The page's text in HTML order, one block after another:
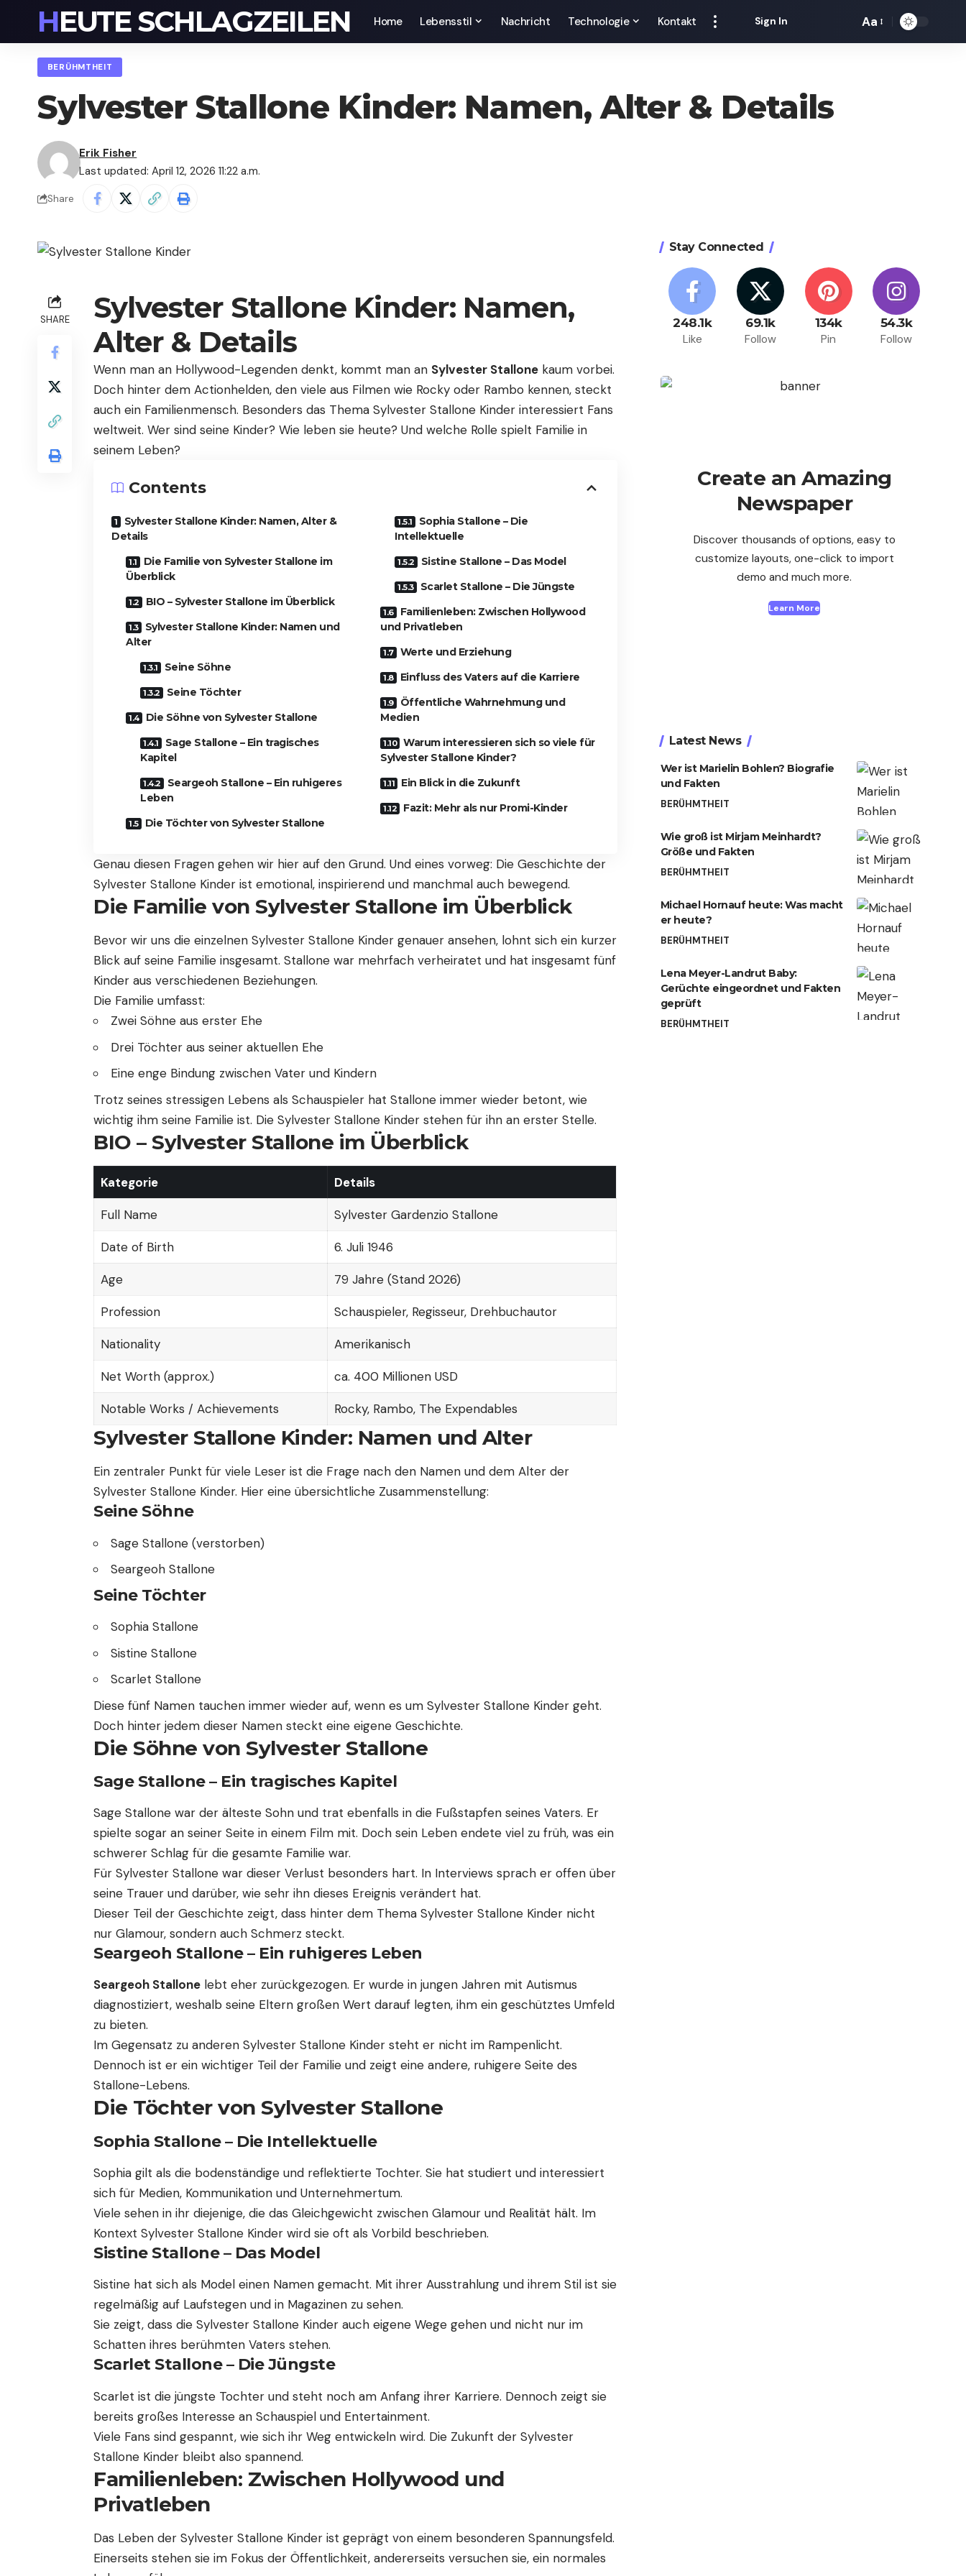
HEUTE SCHLAGZEILEN Home Lebensstil Nachricht Technologie Kontakt Sign In
Font
Aa
BERÜHMTHEIT
Sylvester Stallone Kinder: Namen, Alter & Details
Last updated: April 12, 2026 11:22 a.m.
Erik Fisher
Share
SHARE
Sylvester Stallone Kinder: Namen,
Alter & Details
Wenn man an Hollywood-Legenden denkt, kommt man an Sylvester Stallone kaum vorbei.
Doch hinter dem Actionhelden, den viele aus Filmen wie Rocky oder Rambo kennen, steckt
auch ein Familienmensch. Besonders das Thema Sylvester Stallone Kinder interessiert Fans
weltweit. Wer sind seine Kinder? Wie leben sie heute? Und welche Rolle spielt Familie in
seinem Leben?
Contents
Sylvester Stallone Kinder: Namen, Alter &
Details
Die Familie von Sylvester Stallone im
Überblick
BIO – Sylvester Stallone im Überblick
Sylvester Stallone Kinder: Namen und
Alter
Seine Söhne
Seine Töchter
Die Söhne von Sylvester Stallone
Sage Stallone – Ein tragisches
Kapitel
Seargeoh Stallone – Ein ruhigeres
Leben
Die Töchter von Sylvester Stallone
Sophia Stallone – Die
Intellektuelle
Sistine Stallone – Das Model
Scarlet Stallone – Die Jüngste
Familienleben: Zwischen Hollywood
und Privatleben
Werte und Erziehung
Einfluss des Vaters auf die Karriere
Öffentliche Wahrnehmung und
Medien
Warum interessieren sich so viele für
Sylvester Stallone Kinder?
Ein Blick in die Zukunft
Fazit: Mehr als nur Promi-Kinder
Genau diesen Fragen gehen wir hier auf den Grund. Und eines vorweg: Die Geschichte der
Sylvester Stallone Kinder ist emotional, inspirierend und manchmal auch bewegend.
Die Familie von Sylvester Stallone im Überblick
Bevor wir uns die einzelnen Sylvester Stallone Kinder genauer ansehen, lohnt sich ein kurzer
Blick auf seine Familie insgesamt. Stallone war mehrfach verheiratet und hat insgesamt fünf
Kinder aus verschiedenen Beziehungen.
Die Familie umfasst:
Zwei Söhne aus erster Ehe
Drei Töchter aus seiner aktuellen Ehe
Eine enge Bindung zwischen Vater und Kindern
Trotz seines stressigen Lebens als Schauspieler hat Stallone immer wieder betont, wie
wichtig ihm seine Familie ist. Die Sylvester Stallone Kinder stehen für ihn an erster Stelle.
BIO – Sylvester Stallone im Überblick
Kategorie Details
Full Name Sylvester Gardenzio Stallone
Date of Birth 6. Juli 1946
Age 79 Jahre (Stand 2026)
Profession Schauspieler, Regisseur, Drehbuchautor
Nationality Amerikanisch
Net Worth (approx.) ca. 400 Millionen USD
Notable Works / Achievements Rocky, Rambo, The Expendables
Sylvester Stallone Kinder: Namen und Alter
Ein zentraler Punkt für viele Leser ist die Frage nach den Namen und dem Alter der
Sylvester Stallone Kinder. Hier eine übersichtliche Zusammenstellung:
Seine Söhne
Sage Stallone (verstorben)
Seargeoh Stallone
Seine Töchter
Sophia Stallone
Sistine Stallone
Scarlet Stallone
Diese fünf Namen tauchen immer wieder auf, wenn es um Sylvester Stallone Kinder geht.
Doch hinter jedem dieser Namen steckt eine eigene Geschichte.
Die Söhne von Sylvester Stallone
Sage Stallone – Ein tragisches Kapitel
Sage Stallone war der älteste Sohn und trat ebenfalls in die Fußstapfen seines Vaters. Er
spielte sogar an seiner Seite in einem Film mit. Doch sein Leben endete viel zu früh, was ein
schwerer Schlag für die gesamte Familie war.
Für Sylvester Stallone war dieser Verlust besonders hart. In Interviews sprach er offen über
seine Trauer und darüber, wie sehr ihn dieses Ereignis verändert hat.
Dieser Teil der Geschichte zeigt, dass hinter dem Thema Sylvester Stallone Kinder nicht
nur Glamour, sondern auch Schmerz steckt.
Seargeoh Stallone – Ein ruhigeres Leben
Seargeoh Stallone lebt eher zurückgezogen. Er wurde in jungen Jahren mit Autismus
diagnostiziert, weshalb seine Eltern großen Wert darauf legten, ihm ein geschütztes Umfeld
zu bieten.
Im Gegensatz zu anderen Sylvester Stallone Kinder steht er nicht im Rampenlicht.
Dennoch ist er ein wichtiger Teil der Familie und zeigt eine andere, ruhigere Seite des
Stallone-Lebens.
Die Töchter von Sylvester Stallone
Sophia Stallone – Die Intellektuelle
Sophia gilt als die bodenständige und reflektierte Tochter. Sie hat studiert und interessiert
sich für Medien, Kommunikation und Unternehmertum.
Viele sehen in ihr diejenige, die das Gleichgewicht zwischen Glamour und Realität hält. Im
Kontext Sylvester Stallone Kinder wird sie oft als Vorbild beschrieben.
Sistine Stallone – Das Model
Sistine hat sich als Model einen Namen gemacht. Mit ihrer Ausstrahlung und ihrem Stil ist sie
regelmäßig auf Laufstegen und in Magazinen zu sehen.
Sie zeigt, dass die Sylvester Stallone Kinder auch eigene Wege gehen und nicht nur im
Schatten ihres berühmten Vaters stehen.
Scarlet Stallone – Die Jüngste
Scarlet ist die jüngste Tochter und steht noch am Anfang ihrer Karriere. Dennoch zeigt sie
bereits großes Interesse an Schauspiel und Entertainment.
Viele Fans sind gespannt, wie sich ihr Weg entwickeln wird. Die Zukunft der Sylvester
Stallone Kinder bleibt also spannend.
Familienleben: Zwischen Hollywood und
Privatleben
Das Leben der Sylvester Stallone Kinder ist geprägt von einem besonderen Spannungsfeld.
Einerseits stehen sie im Fokus der Öffentlichkeit, andererseits versuchen sie, ein normales
Stay Connected
248.1k
Like
69.1k
Follow
134k
Pin
54.3k
Follow
Create an Amazing
Newspaper
Discover thousands of options, easy to
customize layouts, one-click to import
demo and much more.
Learn More
Latest News
Wer ist Marielin Bohlen? Biografie
und Fakten
BERÜHMTHEIT
Wie groß ist Mirjam Meinhardt?
Größe und Fakten
BERÜHMTHEIT
Michael Hornauf heute: Was macht
er heute?
BERÜHMTHEIT
Lena Meyer-Landrut Baby:
Gerüchte eingeordnet und Fakten
geprüft
BERÜHMTHEIT